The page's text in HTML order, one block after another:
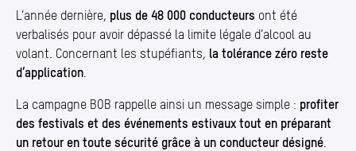
L’année dernière, plus de 48 000 conducteurs ont été
verbalisés pour avoir dépassé la limite légale d’alcool au
volant. Concernant les stupéfiants, la tolérance zéro reste
d’application
La campagne BOB rappelle ainsi un message simple : profiter
des festivals et des événements estivaux tout en préparant
un retour en toute sécurité grâce à un conducteur désigné